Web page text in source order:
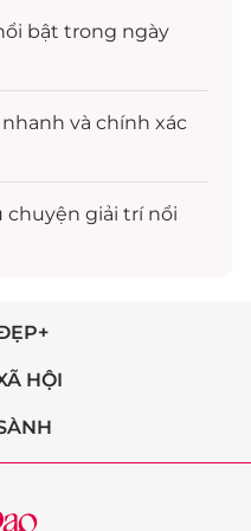
bật trong ngày
nhanh và chính xác
chuyện giải trínổi
HỘI